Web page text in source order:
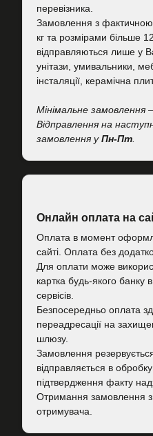
перевізника.
Замовлення з
кг та розмірами більше
відправляються лише у
унітази, умивальники,
інсталяції, керамічна
Мінімальне замовлення
Відправлення на
замовлення уПн-Пт
Онлайн оплата на
Оплата в момент
сайті. Оплата без
Для оплати може
картка будь-якого банку
сервісів.
Безпосередньо оплата
переадресації на
шлюзу.
Замовлення
відправляється в обробку
підтвердження факту
Отримання замовлення
отримувача.